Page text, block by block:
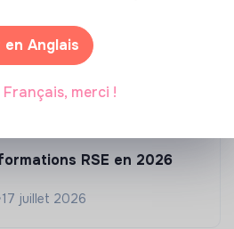
RSE en 2026
17 juillet 2026
en Anglais
Français, merci !